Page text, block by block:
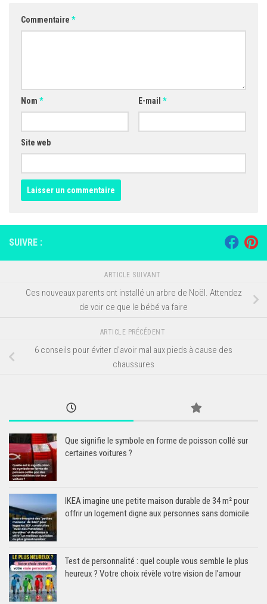
Commentaire *
Nom * E-mail *
Site web
SUIVRE :
ARTICLE SUIVANT
Ces nouveaux parents ont installé un arbre de Noël. Attendez
de voir ce que le bébé va faire
ARTICLE PRÉCÉDENT
6 conseils pour éviter d’avoir mal aux pieds à cause des
chaussures
Que signifie le symbole en forme de poisson collé sur
certaines voitures ?
IKEA imagine une petite maison durable de 34 m² pour
offrir un logement digne aux personnes sans domicile
Test de personnalité : quel couple vous semble le plus
heureux ? Votre choix révèle votre vision de l’amour